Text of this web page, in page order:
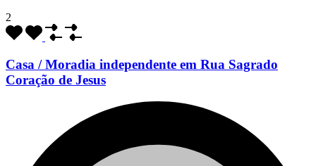
2
Casa / Moradia independente em Rua Sagrado
Coração de Jesus